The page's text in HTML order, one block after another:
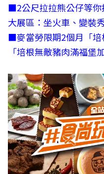
■2公尺拉拉熊公仔等
大展區：坐火車、變裝
■麥當勞限期2個月「
「培根無敵豬肉滿福堡